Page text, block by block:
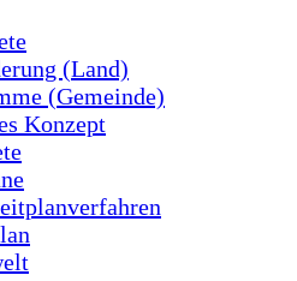
(Land)
(Gemeinde)
Konzept